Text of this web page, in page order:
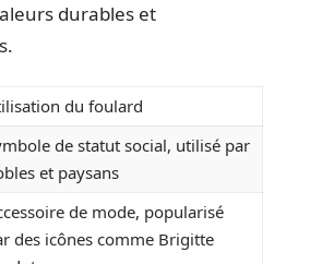
durables et
du foulard
de statut social, utilisé par
et paysans
de mode, popularisé
des icônes comme Brigitte